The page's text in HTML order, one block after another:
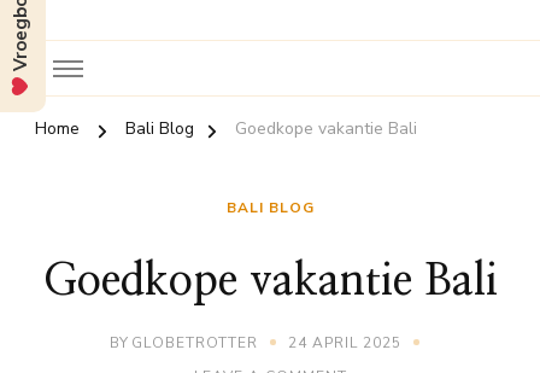
Home Bali Blog Goedkope vakantie Bali
BALI BLOG
Goedkope vakantie Bali
BY GLOBETROTTER
24 APRIL 2025